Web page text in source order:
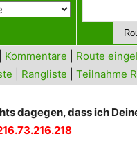
Kommentare
Route
Rangliste Teilnahme
dagegen, dass ich